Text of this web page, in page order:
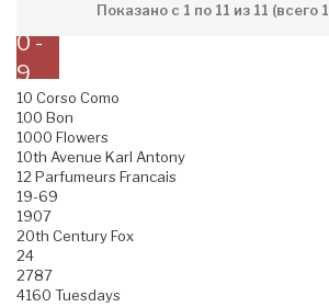
Показано с 1 по 11 из 11 (всего
0 -
9
10 Corso Como
100 Bon
1000 Flowers
10th Avenue Karl Antony
12 Parfumeurs Francais
19-69
1907
20th Century Fox
24
2787
4160 Tuesdays